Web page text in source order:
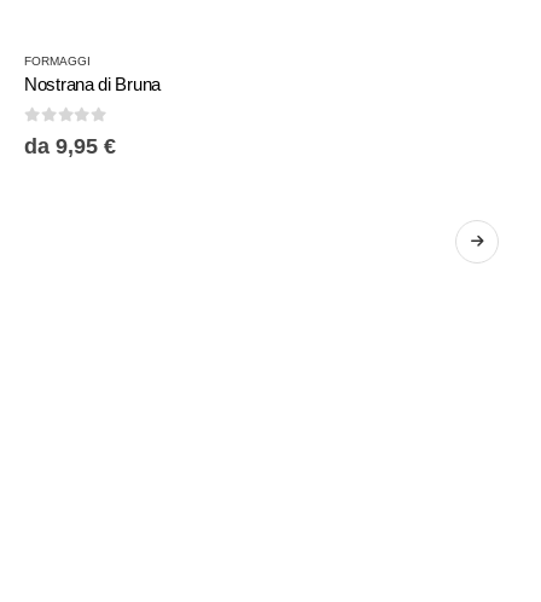
FORMAGGI
Nostrana di Bruna
0Su 5
da 9,95 €